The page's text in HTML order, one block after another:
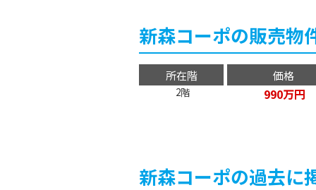
新森コーポの販売物
所在階 価格
2階 990万円
新森コーポの過去に